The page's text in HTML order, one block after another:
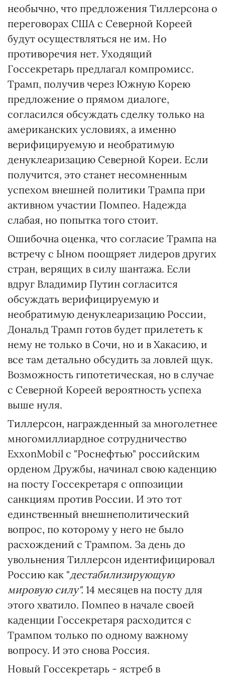
необычно, что предложения Тиллерсона о
переговорах США с Северной Кореей
будут осуществляться не им. Но
противоречия нет. Уходящий
Госсекретарь предлагал компромисс.
Трамп, получив через Южную Корею
предложение о прямом диалоге,
согласился обсуждать сделку только на
американских условиях, а именно
верифицируемую и необратимую
денуклеаризацию Северной Кореи. Если
получится, это станет несомненным
успехом внешней политики Трампа при
активном участии Помпео. Надежда
слабая, но попытка того стоит.
Ошибочна оценка, что согласие Трампа на
встречу с Ыном поощряет лидеров других
стран, верящих в силу шантажа. Если
вдруг Владимир Путин согласится
обсуждать верифицируемую и
необратимую денуклеаризацию России,
Дональд Трамп готов будет прилететь к
нему не только в Сочи, но и в Хакасию, и
все там детально обсудить за ловлей щук.
Возможность гипотетическая, но в случае
с Северной Кореей вероятность успеха
выше нуля.
Тиллерсон, награжденный за многолетнее
многомиллиардное сотрудничество
ExxonMobil с "Роснефтью" российским
орденом Дружбы, начинал свою каденцию
на посту Госсекретаря с оппозиции
санкциям против России. И это тот
единственный внешнеполитический
вопрос, по которому у него не было
расхождений с Трампом. За день до
увольнения Тиллерсон идентифицировал
Россию как "дестабилизирующую
мировую силу". 14 месяцев на посту для
этого хватило. Помпео в начале своей
каденции Госсекретаря расходится с
Трампом только по одному важному
вопросу. И это снова Россия.
Новый Госсекретарь - ястреб в